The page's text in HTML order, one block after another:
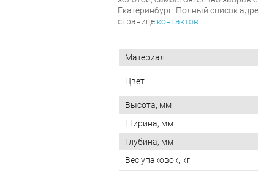
Екатеринбург. Полный список
странице контактов
Материал
Цвет
Высота, мм
Ширина, мм
Глубина, мм
Вес упаковок, кг